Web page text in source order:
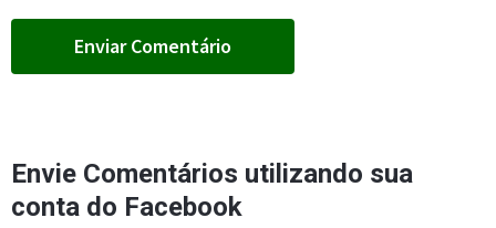
Envie Comentários utilizando sua
conta do Facebook